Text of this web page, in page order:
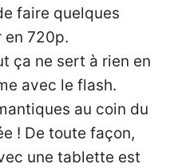
faire quelques
en 720p.
ça ne sert à rien en
avec le flash.
au coin du
! De toute façon,
une tablette est